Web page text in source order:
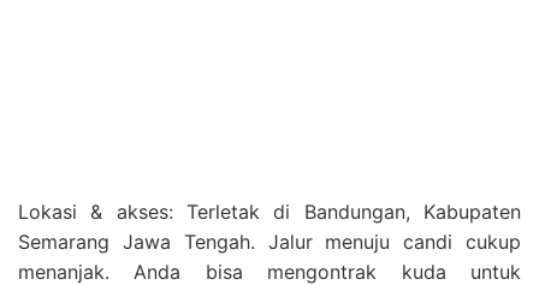
Lokasi & akses: Terletak di Bandungan, Kabupaten
Semarang Jawa Tengah. Jalur menuju candi cukup
menanjak. Anda bisa mengontrak kuda untuk